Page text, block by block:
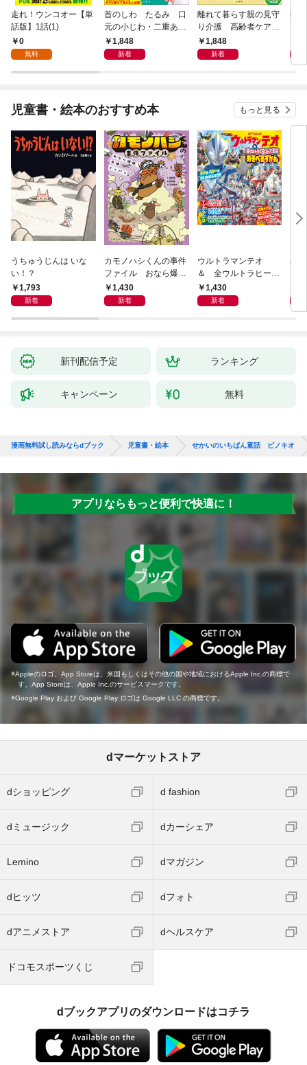
走れ！ウンコオー【単
話版】1話(1)
0
無料
首のしわ たるみ 口
元の小じわ・二重あ
ご 何歳からでもここ
まで若くなる！ 名医
1,848
新着
離れて暮らす親の見守
り介護 高齢者ケアの
専門家が教える最善の
対策Q＆A大全
1,848
新着
幽
児童書・絵本のおすすめ本 もっと見る
うちゅうじんは いな
い！？
1,793
新着
カモノハシくんの事件
ファイル おなら爆
弾！ 危機イッパツ編
1,430
新着
ウルトラマンテオ
＆ 全ウルトラヒーロ
ー大集合 あそべるず
かん
1,430
新着
星
新刊配信予定 ランキング
キャンペーン 無料
漫画無料試し読みならdブック 児童書・絵本 せかいのいちばん童話 ピノキオ
アプリならもっと便利で快適に！
Appleのロゴ、App Storeは、米国もしくはその他の国や地域におけるApple Inc.の商標で
す。App Storeは、Apple Inc.のサービスマークです。
Google Play および Google Play ロゴは Google LLC の商標です。
dマーケットストア
dショッピング d fashion
dミュージック dカーシェア
Lemino dマガジン
dヒッツ dフォト
dアニメストア dヘルスケア
ドコモスポーツくじ
dブックアプリのダウンロードはコチラ